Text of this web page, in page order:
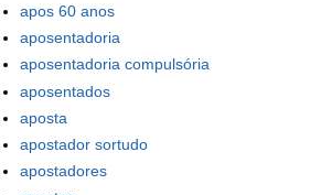
apos 60 anos
aposentadoria
aposentadoria compulsória
aposentados
aposta
apostador sortudo
apostadores